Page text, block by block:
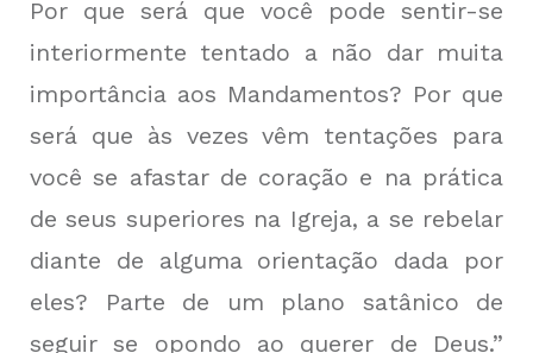
Por que será que você pode sentir-se
interiormente tentado a não dar muita
importância aos Mandamentos? Por que
será que às vezes vêm tentações para
você se afastar de coração e na prática
de seus superiores na Igreja, a se rebelar
diante de alguma orientação dada por
eles? Parte de um plano satânico de
seguir se opondo ao querer de Deus.”